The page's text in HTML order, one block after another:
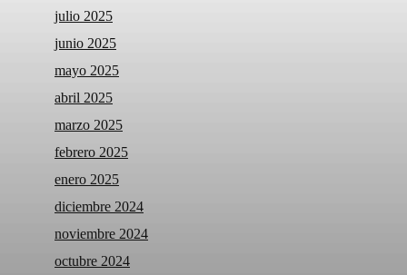
julio 2025
junio 2025
mayo 2025
abril 2025
marzo 2025
febrero 2025
enero 2025
diciembre 2024
noviembre 2024
octubre 2024